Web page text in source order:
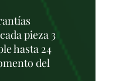
pieza 3
hasta 24
del